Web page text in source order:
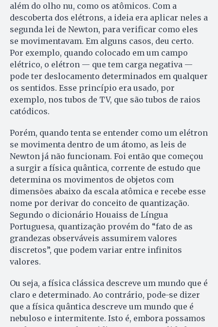
além do olho nu, como os atômicos. Com a
descoberta dos elétrons, a ideia era aplicar neles a
segunda lei de Newton, para verificar como eles
se movimentavam. Em alguns casos, deu certo.
Por exemplo, quando colocado em um campo
elétrico, o elétron — que tem carga negativa —
pode ter deslocamento determinados em qualquer
os sentidos. Esse princípio era usado, por
exemplo, nos tubos de TV, que são tubos de raios
catódicos.
Porém, quando tenta se entender como um elétron
se movimenta dentro de um átomo, as leis de
Newton já não funcionam. Foi então que começou
a surgir a física quântica, corrente de estudo que
determina os movimentos de objetos com
dimensões abaixo da escala atômica e recebe esse
nome por derivar do conceito de quantização.
Segundo o dicionário Houaiss de Língua
Portugue­sa, quantização provém do “fato de as
grandezas observáveis assumirem valores
discretos”, que podem variar entre infinitos
valores.
Ou seja, a física clássica descreve um mundo que é
claro e determinado. Ao contrário, pode-se dizer
que a física quântica descreve um mundo que é
nebuloso e intermitente. Isto é, embora possamos